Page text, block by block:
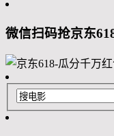
微信扫码抢京东